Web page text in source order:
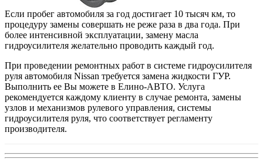
Если пробег автомобиля за год достигает 10 тысяч км, то
процедуру замены совершать не реже раза в два года. При
более интенсивной эксплуатации, замену масла
гидроусилителя желательно проводить каждый год.
При проведении ремонтных работ в системе гидроусилителя
руля автомобиля Nissan требуется замена жидкости ГУР.
Выполнить ее Вы можете в Елино-АВТО. Услуга
рекомендуется каждому клиенту в случае ремонта, замены
узлов и механизмов рулевого управления, системы
гидроусилителя руля, что соответствует регламенту
производителя.